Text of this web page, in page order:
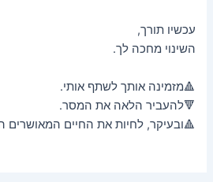
עכשיו תורך,
השינוי מחכה לך.
🔺מזמינה אותך לשתף אותי.
🔻להעביר הלאה את המסר.
🔺ובעיקר, לחיות את החיים המאושרים